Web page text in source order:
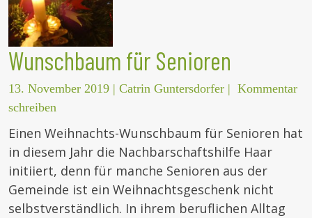
Wunschbaum für Senioren
13. November 2019 | Catrin Guntersdorfer | Kommentar
schreiben
Einen Weihnachts-Wunschbaum für Senioren hat
in diesem Jahr die Nachbarschaftshilfe Haar
initiiert, denn für manche Senioren aus der
Gemeinde ist ein Weihnachtsgeschenk nicht
selbstverständlich. In ihrem beruflichen Alltag